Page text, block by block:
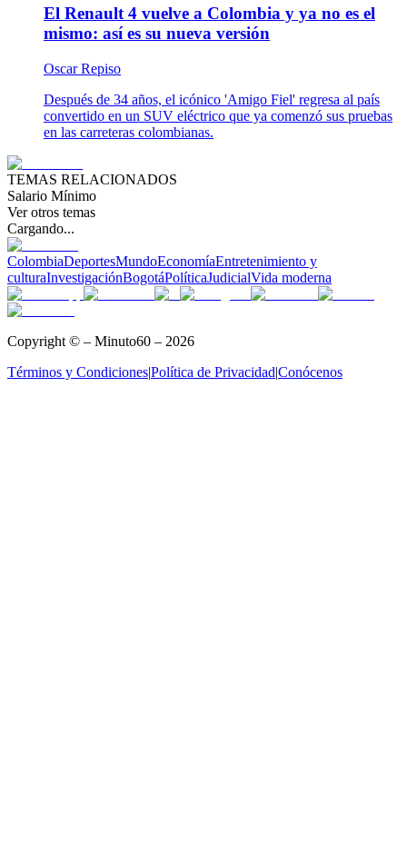
El Renault 4 vuelve a Colombia y ya no es el
mismo: así es su nueva versión
Oscar Repiso
Después de 34 años, el icónico 'Amigo Fiel' regresa al país
convertido en un SUV eléctrico que ya comenzó sus pruebas
en las carreteras colombianas.
TEMAS RELACIONADOS
Salario Mínimo
Ver otros temas
Cargando...
ColombiaDeportesMundoEconomíaEntretenimiento y
culturaInvestigaciónBogotáPolíticaJudicialVida moderna
Copyright © – Minuto60 – 2026
Términos y Condiciones|Política de Privacidad|Conócenos